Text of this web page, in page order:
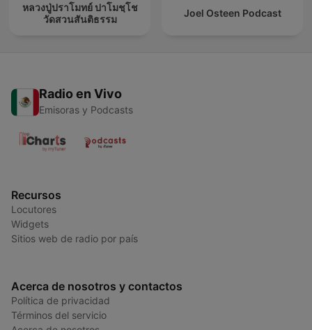
หลวงปู่ปราโมทย์ ปาโมชฺโช
วัดสวนสันติธรรม
Joel Osteen Podcast
Radio en Vivo
Emisoras y Podcasts
Recursos
Locutores
Widgets
Sitios web de radio por país
Acerca de nosotros y contactos
Política de privacidad
Términos del servicio